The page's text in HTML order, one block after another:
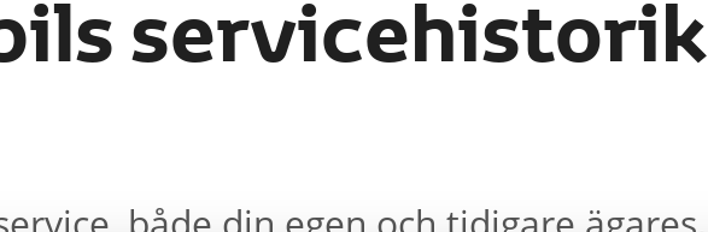
servicehistorik